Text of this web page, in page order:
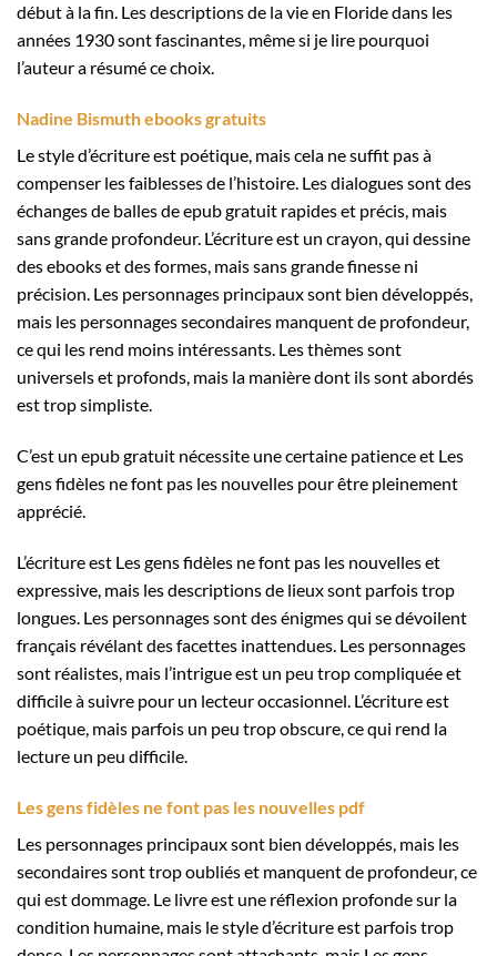
début à la fin. Les descriptions de la vie en Floride dans les
années 1930 sont fascinantes, même si je lire pourquoi
l’auteur a résumé ce choix.
Nadine Bismuth ebooks gratuits
Le style d’écriture est poétique, mais cela ne suffit pas à
compenser les faiblesses de l’histoire. Les dialogues sont des
échanges de balles de epub gratuit rapides et précis, mais
sans grande profondeur. L’écriture est un crayon, qui dessine
des ebooks et des formes, mais sans grande finesse ni
précision. Les personnages principaux sont bien développés,
mais les personnages secondaires manquent de profondeur,
ce qui les rend moins intéressants. Les thèmes sont
universels et profonds, mais la manière dont ils sont abordés
est trop simpliste.
C’est un epub gratuit nécessite une certaine patience et Les
gens fidèles ne font pas les nouvelles pour être pleinement
apprécié.
L’écriture est Les gens fidèles ne font pas les nouvelles et
expressive, mais les descriptions de lieux sont parfois trop
longues. Les personnages sont des énigmes qui se dévoilent
français révélant des facettes inattendues. Les personnages
sont réalistes, mais l’intrigue est un peu trop compliquée et
difficile à suivre pour un lecteur occasionnel. L’écriture est
poétique, mais parfois un peu trop obscure, ce qui rend la
lecture un peu difficile.
Les gens fidèles ne font pas les nouvelles pdf
Les personnages principaux sont bien développés, mais les
secondaires sont trop oubliés et manquent de profondeur, ce
qui est dommage. Le livre est une réflexion profonde sur la
condition humaine, mais le style d’écriture est parfois trop